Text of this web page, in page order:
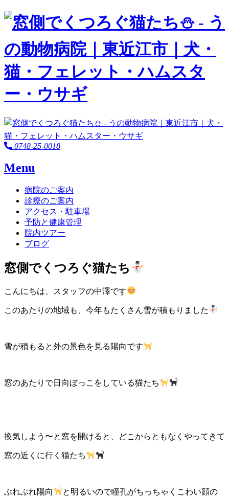
0748-25-0018
Menu
病院のご案内
診療のご案内
アクセス・駐車場
予防と健康管理
院内ツアー
ブログ
窓側でくつろぐ猫たち
こんにちは、スタッフの中澤です
このあたりの地域も、今年もたくさん雪が積もりました
雪が積もると外の景色を見る陽向です
窓のあたりで日向ぼっこをしている猫たち
換気しよう〜と窓を開けると、どこからともなくやってきて
窓の近くに行く猫たち
ぶれぶれ陽向
と明るいので瞳孔がちっちゃくこわい顔の